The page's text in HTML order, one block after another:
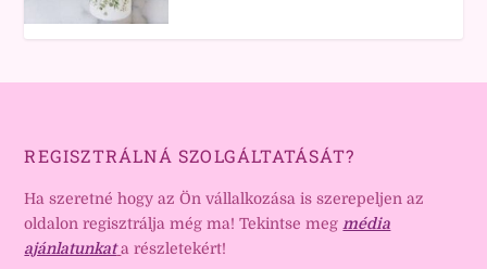
REGISZTRÁLNÁ SZOLGÁLTATÁSÁT?
Ha szeretné hogy az Ön vállalkozása is szerepeljen az
oldalon regisztrálja még ma! Tekintse meg média
ajánlatunkat a részletekért!